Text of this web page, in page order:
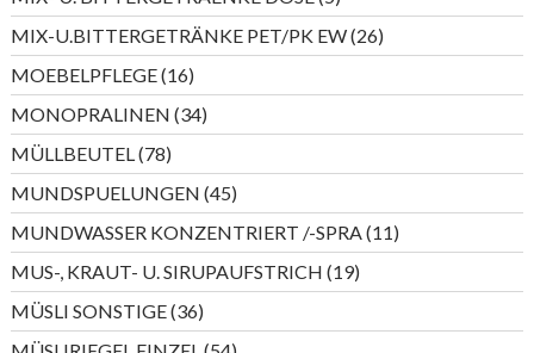
Produkte
MIX-U.BITTERGETRÄNKE PET/PK EW 2626
Produkte
MOEBELPFLEGE 1616
Produkte
MONOPRALINEN 3434
Produkte
MÜLLBEUTEL 7878
Produkte
MUNDSPUELUNGEN 4545
Produkte
MUNDWASSER KONZENTRIERT /-SPRA 1111
Produkte
MUS-, KRAUT- U. SIRUPAUFSTRICH 1919
Produkte
MÜSLI SONSTIGE 3636
Produkte